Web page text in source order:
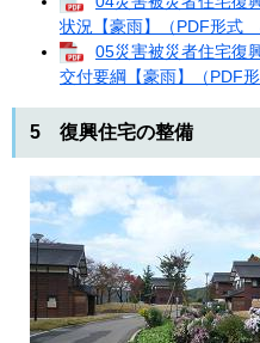
状況【豪雨】（PDF形式
05災害被災者住宅復
交付要綱【豪雨】（PDF
5 復興住宅の整備